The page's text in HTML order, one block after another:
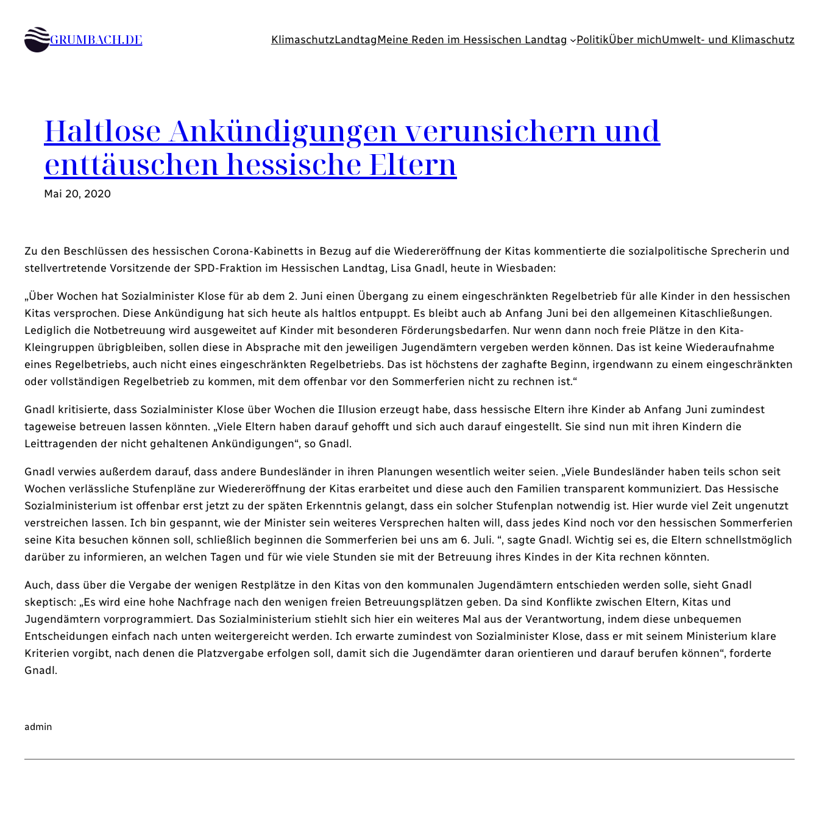
Inhalt
springenGRUMBACH.DE KlimaschutzLandtagMeine Reden im Hessischen Landtag PolitikÜber michUmwelt- und Klimaschutz
Haltlose Ankündigungen verunsichern und
enttäuschen hessische Eltern
Mai 20, 2020
Zu den Beschlüssen des hessischen Corona-Kabinetts in Bezug auf die Wiedereröffnung der Kitas kommentierte die sozialpolitische Sprecherin und
stellvertretende Vorsitzende der SPD-Fraktion im Hessischen Landtag, Lisa Gnadl, heute in Wiesbaden:
„Über Wochen hat Sozialminister Klose für ab dem 2. Juni einen Übergang zu einem eingeschränkten Regelbetrieb für alle Kinder in den hessischen
Kitas versprochen. Diese Ankündigung hat sich heute als haltlos entpuppt. Es bleibt auch ab Anfang Juni bei den allgemeinen Kitaschließungen.
Lediglich die Notbetreuung wird ausgeweitet auf Kinder mit besonderen Förderungsbedarfen. Nur wenn dann noch freie Plätze in den Kita-
Kleingruppen übrigbleiben, sollen diese in Absprache mit den jeweiligen Jugendämtern vergeben werden können. Das ist keine Wiederaufnahme
eines Regelbetriebs, auch nicht eines eingeschränkten Regelbetriebs. Das ist höchstens der zaghafte Beginn, irgendwann zu einem eingeschränkten
oder vollständigen Regelbetrieb zu kommen, mit dem offenbar vor den Sommerferien nicht zu rechnen ist.“
Gnadl kritisierte, dass Sozialminister Klose über Wochen die Illusion erzeugt habe, dass hessische Eltern ihre Kinder ab Anfang Juni zumindest
tageweise betreuen lassen könnten. „Viele Eltern haben darauf gehofft und sich auch darauf eingestellt. Sie sind nun mit ihren Kindern die
Leittragenden der nicht gehaltenen Ankündigungen“, so Gnadl.
Gnadl verwies außerdem darauf, dass andere Bundesländer in ihren Planungen wesentlich weiter seien. „Viele Bundesländer haben teils schon seit
Wochen verlässliche Stufenpläne zur Wiedereröffnung der Kitas erarbeitet und diese auch den Familien transparent kommuniziert. Das Hessische
Sozialministerium ist offenbar erst jetzt zu der späten Erkenntnis gelangt, dass ein solcher Stufenplan notwendig ist. Hier wurde viel Zeit ungenutzt
verstreichen lassen. Ich bin gespannt, wie der Minister sein weiteres Versprechen halten will, dass jedes Kind noch vor den hessischen Sommerferien
seine Kita besuchen können soll, schließlich beginnen die Sommerferien bei uns am 6. Juli. “, sagte Gnadl. Wichtig sei es, die Eltern schnellstmöglich
darüber zu informieren, an welchen Tagen und für wie viele Stunden sie mit der Betreuung ihres Kindes in der Kita rechnen könnten.
Auch, dass über die Vergabe der wenigen Restplätze in den Kitas von den kommunalen Jugendämtern entschieden werden solle, sieht Gnadl
skeptisch: „Es wird eine hohe Nachfrage nach den wenigen freien Betreuungsplätzen geben. Da sind Konflikte zwischen Eltern, Kitas und
Jugendämtern vorprogrammiert. Das Sozialministerium stiehlt sich hier ein weiteres Mal aus der Verantwortung, indem diese unbequemen
Entscheidungen einfach nach unten weitergereicht werden. Ich erwarte zumindest von Sozialminister Klose, dass er mit seinem Ministerium klare
Kriterien vorgibt, nach denen die Platzvergabe erfolgen soll, damit sich die Jugendämter daran orientieren und darauf berufen können“, forderte
Gnadl.
admin